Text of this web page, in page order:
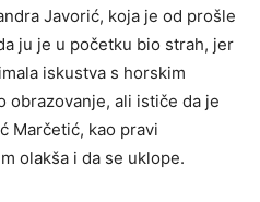
Javorić, koja je od prošle
ju je u početku bio strah, jer
iskustva s horskim
obrazovanje, ali ističe da je
Marčetić, kao pravi
olakša i da se uklope.